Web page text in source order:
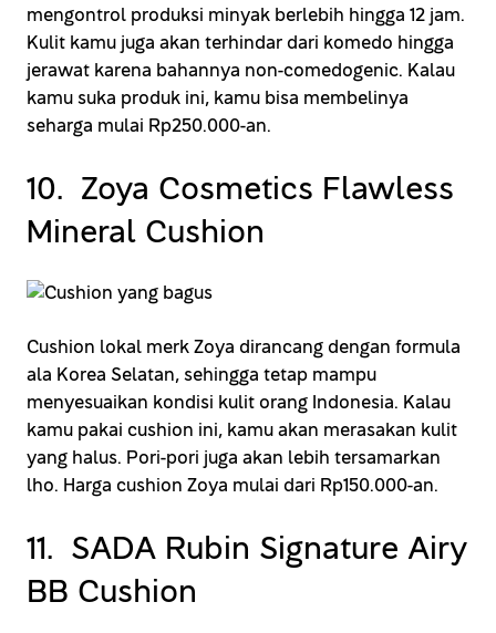
mengontrol produksi minyak berlebih hingga 12 jam.
Kulit kamu juga akan terhindar dari komedo hingga
jerawat karena bahannya non-comedogenic. Kalau
kamu suka produk ini, kamu bisa membelinya
seharga mulai Rp250.000-an.
10. Zoya Cosmetics Flawless
Mineral Cushion
Cushion lokal merk Zoya dirancang dengan formula
ala Korea Selatan, sehingga tetap mampu
menyesuaikan kondisi kulit orang Indonesia. Kalau
kamu pakai cushion ini, kamu akan merasakan kulit
yang halus. Pori-pori juga akan lebih tersamarkan
lho. Harga cushion Zoya mulai dari Rp150.000-an.
11. SADA Rubin Signature Airy
BB Cushion